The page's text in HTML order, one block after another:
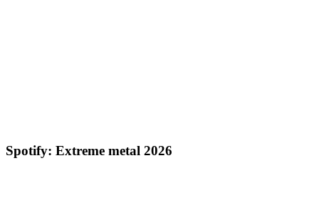
Spotify: Extreme metal 2026